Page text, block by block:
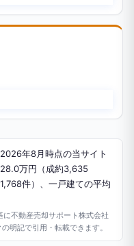
年8月時点の当サイト
万円（成約3,635
件）、一戸建ての平均
不動産売却サポート株式会社
明記で引用・転載できます。